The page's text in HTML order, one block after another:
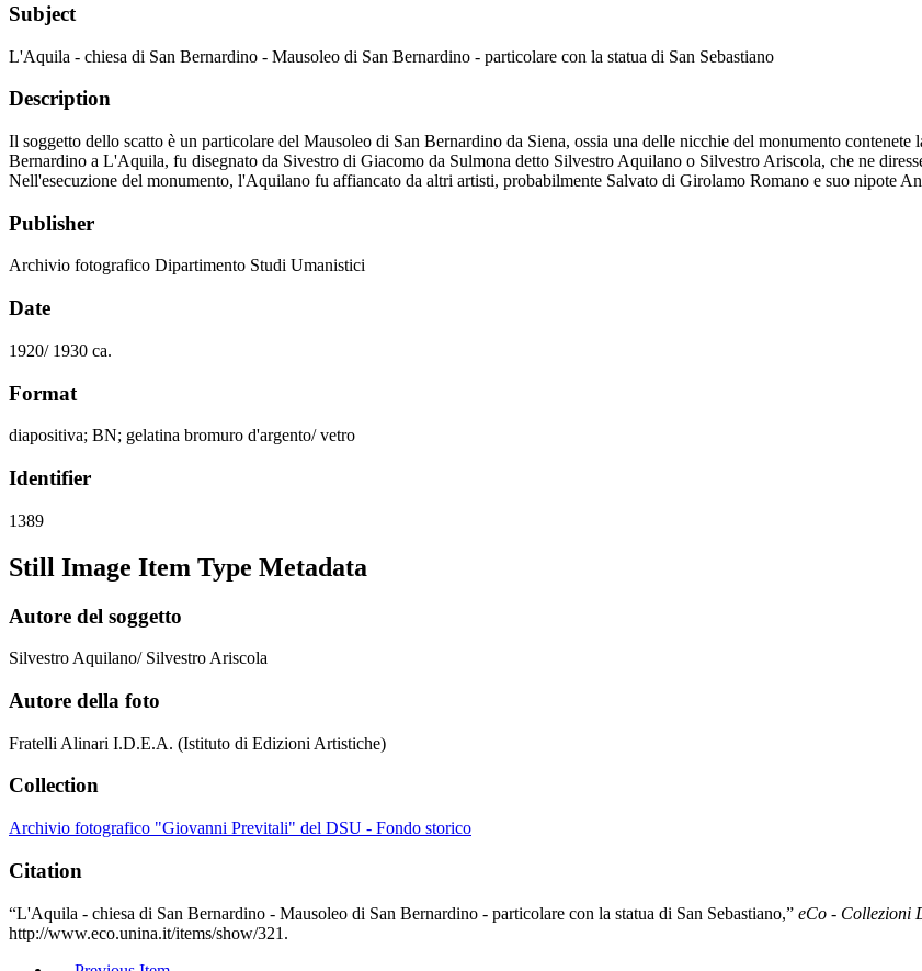
Subject
L'Aquila - chiesa di San Bernardino - Mausoleo di San Bernardino - particolare con la statua di San Sebastiano
Description
Il soggetto dello scatto è un particolare del Mausoleo di San Bernardino da Siena, ossia una delle nicchie del monumento
Bernardino a L'Aquila, fu disegnato da Sivestro di Giacomo da Sulmona detto Silvestro Aquilano o Silvestro Ariscola, che ne
Nell'esecuzione del monumento, l'Aquilano fu affiancato da altri artisti, probabilmente Salvato di Girolamo Romano e suo nipote
Publisher
Archivio fotografico Dipartimento Studi Umanistici
Date
1920/ 1930 ca.
Format
diapositiva; BN; gelatina bromuro d'argento/ vetro
Identifier
1389
Still Image Item Type Metadata
Autore del soggetto
Silvestro Aquilano/ Silvestro Ariscola
Autore della foto
Fratelli Alinari I.D.E.A. (Istituto di Edizioni Artistiche)
Collection
Archivio fotografico "Giovanni Previtali" del DSU - Fondo storico
Citation
“L'Aquila - chiesa di San Bernardino - Mausoleo di San Bernardino - particolare con la statua di San Sebastiano,” eCo - Collezioni
http://www.eco.unina.it/items/show/321 .